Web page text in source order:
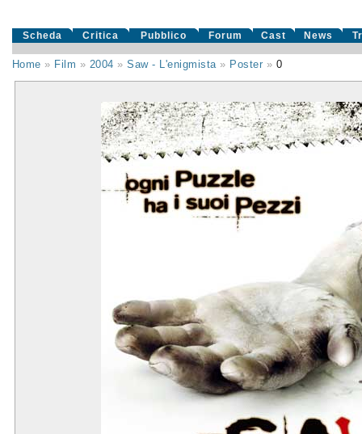
Scheda Critica Pubblico Forum Cast News
Home » Film » 2004 »Saw - L'enigmista» Poster » 0